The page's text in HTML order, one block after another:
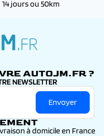
14 jours ou 50km
AUTOJM.FR ?
NEWSLETTER
Envoyer
à domicile en France